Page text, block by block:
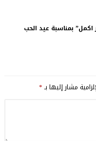
بمناسبة عيد الحب
مشار إليها بـ*